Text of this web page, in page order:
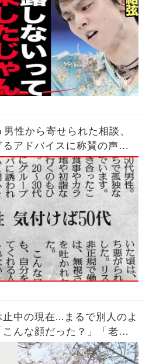
性から寄せられた相談、
アドバイスに称賛の声…
中の現在...まるで別人のよ
んな顔だった？」「老け